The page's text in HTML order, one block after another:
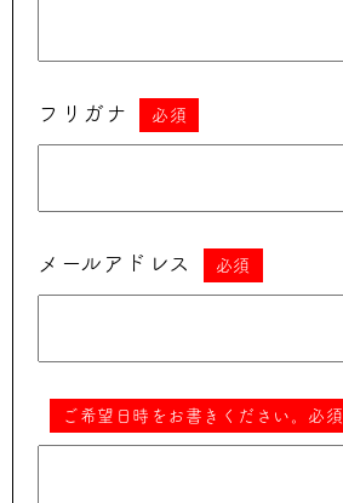
フリガナ 必須
メールアドレス 必須
ご希望日時をお書きください。必須